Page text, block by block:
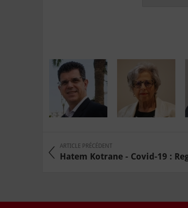
ARTICLE PRÉCÉDENT
Hatem Kotrane - Covid-19 :